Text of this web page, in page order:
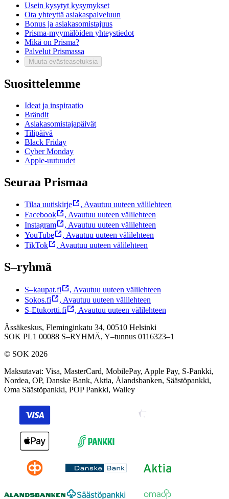
Usein kysytyt kysymykset
Ota yhteyttä asiakaspalveluun
Bonus ja asiakasomistajuus
Prisma-myymälöiden yhteystiedot
Mikä on Prisma?
Palvelut Prismassa
Muuta evästeasetuksia
Suosittelemme
Ideat ja inspiraatio
Brändit
Asiakasomistajapäivät
Tilipäivä
Black Friday
Cyber Monday
Apple-uutuudet
Seuraa Prismaa
Tilaa uutiskirje , Avautuu uuteen välilehteen
Facebook
, Avautuu uuteen välilehteen
Instagram
, Avautuu uuteen välilehteen
YouTube
, Avautuu uuteen välilehteen
TikTok
, Avautuu uuteen välilehteen
S–ryhmä
S–kaupat.fi , Avautuu uuteen välilehteen
Sokos.fi
, Avautuu uuteen välilehteen
S-Etukortti.fi
, Avautuu uuteen välilehteen
Ässäkeskus, Fleminginkatu 34, 00510 Helsinki
SOK PL1 00088 S–RYHMÄ, Y–tunnus 0116323–1
© SOK 2026
Maksutavat: Visa, MasterCard, MobilePay, Apple Pay, S-Pankki,
Nordea, OP, Danske Bank, Aktia, Ålandsbanken, Säästöpankki,
Oma Säästöpankki, POP Pankki, Walley